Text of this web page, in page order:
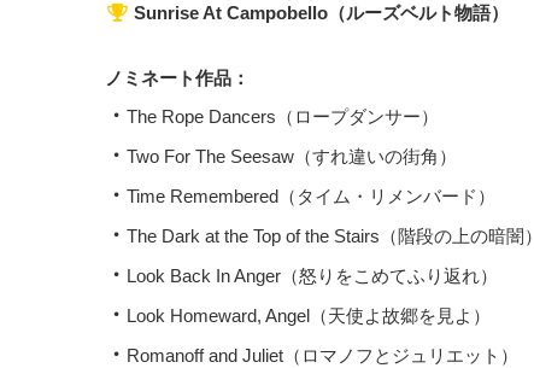
Sunrise At Campobello（ルーズベルト物語）
ノミネート作品：
The Rope Dancers（ロープダンサー）
Two For The Seesaw（すれ違いの街角）
Time Remembered（タイム・リメンバード）
The Dark at the Top of the Stairs（階段の上の暗闇）
Look Back In Anger（怒りをこめてふり返れ）
Look Homeward, Angel（天使よ故郷を見よ）
Romanoff and Juliet（ロマノフとジュリエット）